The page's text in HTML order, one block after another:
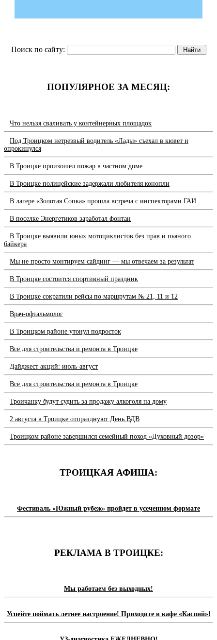
Поиск по сайту:
ПОПУЛЯРНОЕ ЗА МЕСЯЦ:
Что нельзя сваливать у контейнерных площадок
Под Троицком нетрезвый водитель «Лады» съехал в кювет и
опрокинулся
В Троицке произошел пожар в частном доме
В Троицке полицейские задержали любителя конопли
В лагере «Золотая Сопка» прошла встреча с инспекторами ГАИ
В поселке Энергетиков заработал фонтан
В Троицке выявили юных мотоциклистов без прав и пьяного
байкера
Мы не просто монтируем сайдинг — мы отвечаем за результат
В Троицке состоится спортивный праздник
В Троицке сократили рейсы по маршрутам № 21, 11 и 12
Врач-офтальмолог
В Троицком районе утонул подросток
Всё для строительства и ремонта в Троицке
Дайджест акций: июль-август
Всё для строительства и ремонта в Троицке
Троичанку будут судить за продажу алкоголя на дому
2 августа в Троицке отпразднуют День ВДВ
Троицком районе завершился семейный поход «Духовный дозор»
ТРОИЦКАЯ АФИША:
Фестиваль «Южный рубеж» пройдет в усеченном формате
РЕКЛАМА В ТРОИЦКЕ:
Мы работаем без выходных!
Успейте поймать летнее настроение! Приходите в кафе «Каспий»!